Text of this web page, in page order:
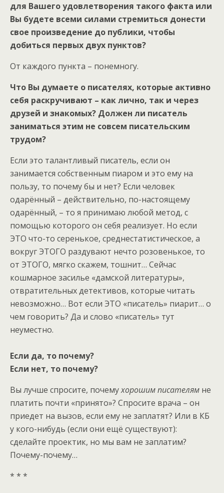
для Вашего удовлетворения такого факта или
Вы будете всеми силами стремиться донести
свое произведение до публики, чтобы
добиться первых двух пунктов?
От каждого пункта – понемногу.
Что Вы думаете о писателях, которые активно
себя раскручивают – как лично, так и через
друзей и знакомых? Должен ли писатель
заниматься этим не совсем писательским
трудом?
Если это талантливый писатель, если он
занимается собственным пиаром и это ему на
пользу, то почему бы и нет? Если человек
одарённый – действительно, по-настоящему
одарённый, – то я принимаю любой метод, с
помощью которого он себя реализует. Но если
ЭТО что-то серенькое, среднестатистическое, а
вокруг ЭТОГО раздувают нечто розовенькое, то
от ЭТОГО, мягко скажем, тошнит… Сейчас
кошмарное засилье «дамской литературы»,
отвратительных детективов, которые читать
невозможно… Вот если ЭТО «писатель» пиарит… о
чем говорить? Да и слово «писатель» тут
неуместно.
Если да, то почему?
Если нет, то почему?
Вы лучше спросите, почемухорошим писателям не
платить почти «принято»? Спросите врача – он
приедет на вызов, если ему не заплатят? Или в КБ
у кого-нибудь (если они ещё существуют):
сделайте проектик, но мы вам не заплатим?
Почему-почему…
* * *